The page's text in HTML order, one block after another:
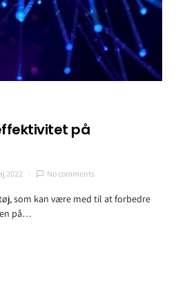
på
2022 No comments
som kan være med til at forbedre
på…